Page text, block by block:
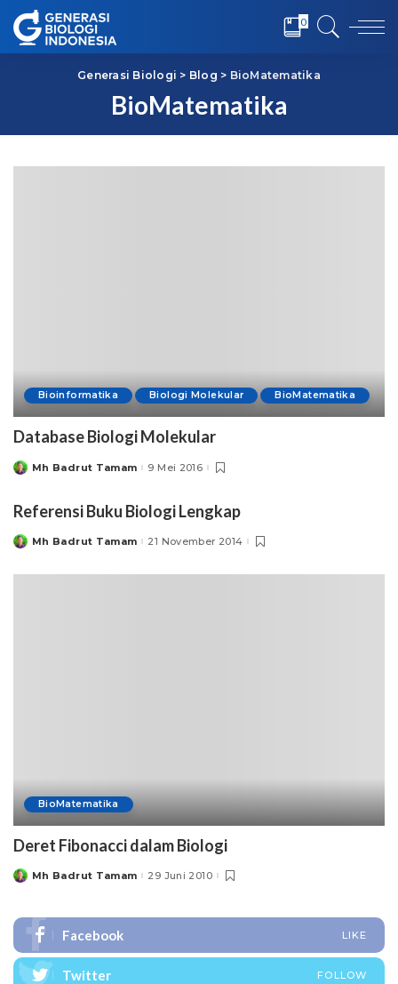
0
Generasi Biologi > Blog > BioMatematika
BioMatematika
Bioinformatika Biologi Molekular BioMatematika
Database Biologi Molekular
PostedMh Badrut Tamam 9 Mei 2016
Referensi Buku Biologi Lengkap
PostedMh Badrut Tamam 21 November 2014
BioMatematika
Deret Fibonacci dalam Biologi
PostedMh Badrut Tamam 29 Juni 2010
Facebook LIKE
Twitter FOLLOW